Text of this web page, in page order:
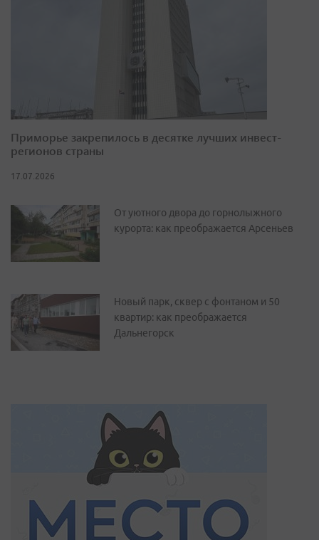
Приморье закрепилось в десятке лучших инвест-
регионов страны
17.07.2026
От уютного двора до горнолыжного
курорта: как преображается Арсеньев
Новый парк, сквер с фонтаном и 50
квартир: как преображается
Дальнегорск